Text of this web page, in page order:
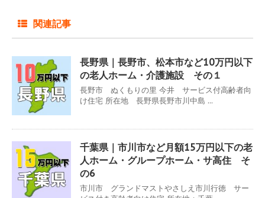
関連記事
長野県｜長野市、松本市など10万円以下
の老人ホーム・介護施設 その１
長野市 ぬくもりの里 今井 サービス付高齢者向
け住宅 所在地 長野県長野市川中島 ...
千葉県｜市川市など月額15万円以下の老
人ホーム・グループホーム・サ高住 そ
の6
市川市 グランドマストやさしえ市川行徳 サー